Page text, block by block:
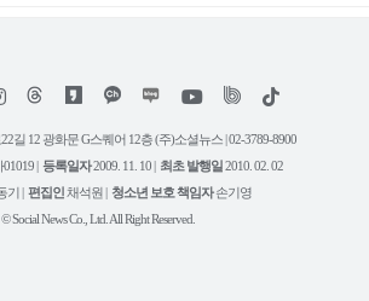
인
타
램
위
트
유
튜
틱
길 12 광화문 G스퀘어 12층 (주)소셜뉴스 | 02-3789-8900
| 등록일자2009. 11. 10 | 최초 발행일2010. 02. 02
기 | 편집인채석원 | 청소년 보호 책임자손기영
© Social News Co., Ltd. All Right Reserved.